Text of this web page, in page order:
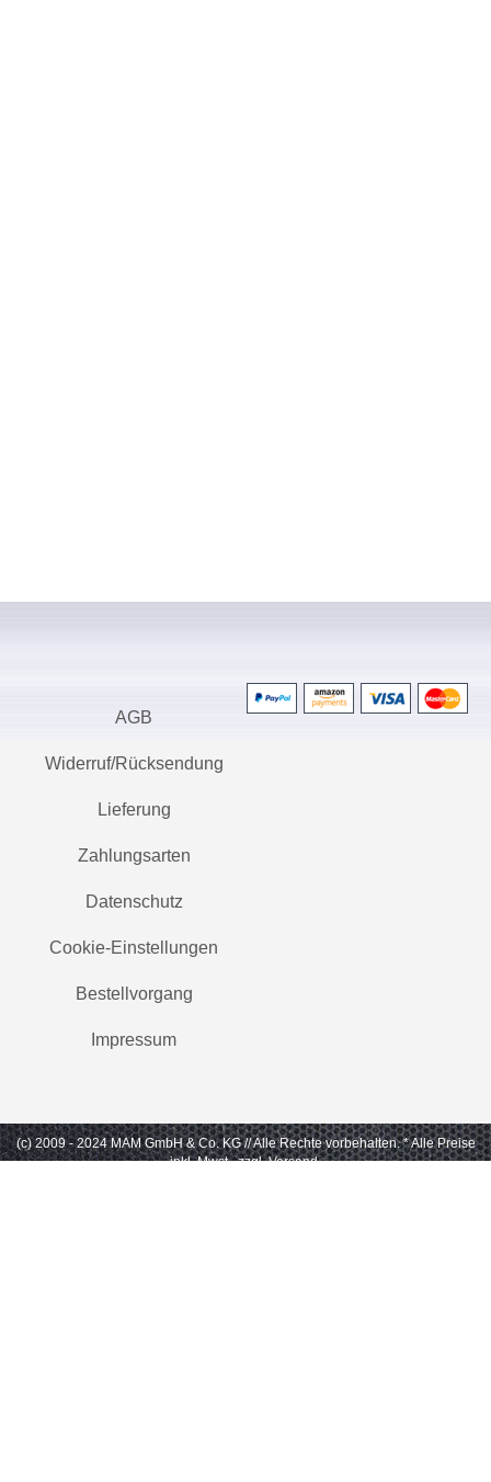
AGB
Widerruf/Rücksendung
Lieferung
Zahlungsarten
Datenschutz
Cookie-Einstellungen
Bestellvorgang
Impressum
(c) 2009 - 2024 MAM GmbH & Co. KG // Alle Rechte vorbehalten. * Alle Preise
inkl. Mwst., zzgl. Versand.